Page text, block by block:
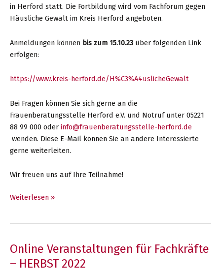
in Herford statt. Die Fortbildung wird vom Fachforum gegen
Häusliche Gewalt im Kreis Herford angeboten.
Anmeldungen können bis zum 15.10.23 über folgenden Link
erfolgen:
https://www.kreis-herford.de/H%C3%A4uslicheGewalt
Bei Fragen können Sie sich gerne an die
Frauenberatungsstelle Herford e.V. und Notruf unter 05221
88 99 000 oder info@frauenberatungsstelle-herford.de
wenden. Diese E-Mail können Sie an andere Interessierte
gerne weiterleiten.
Wir freuen uns auf Ihre Teilnahme!
Fortbildung
Gewalt
im
Leben
Weiterlesen »
Online Veranstaltungen für Fachkräfte
– HERBST 2022